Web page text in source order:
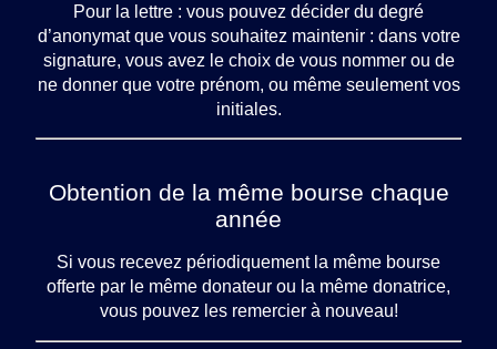
Pour la lettre : vous pouvez décider du degré
d’anonymat que vous souhaitez maintenir : dans votre
signature, vous avez le choix de vous nommer ou de
ne donner que votre prénom, ou même seulement vos
initiales.
Obtention de la même bourse chaque
année
Si vous recevez périodiquement la même bourse
offerte par le même donateur ou la même donatrice,
vous pouvez les remercier à nouveau!